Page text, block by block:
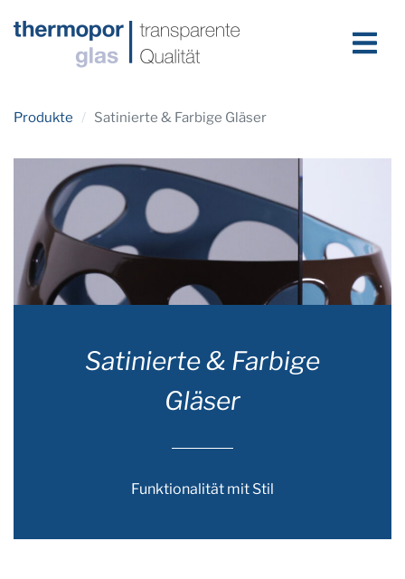
Produkte / Satinierte & Farbige Gläser
Satinierte & Farbige
Gläser
Funktionalität mit Stil